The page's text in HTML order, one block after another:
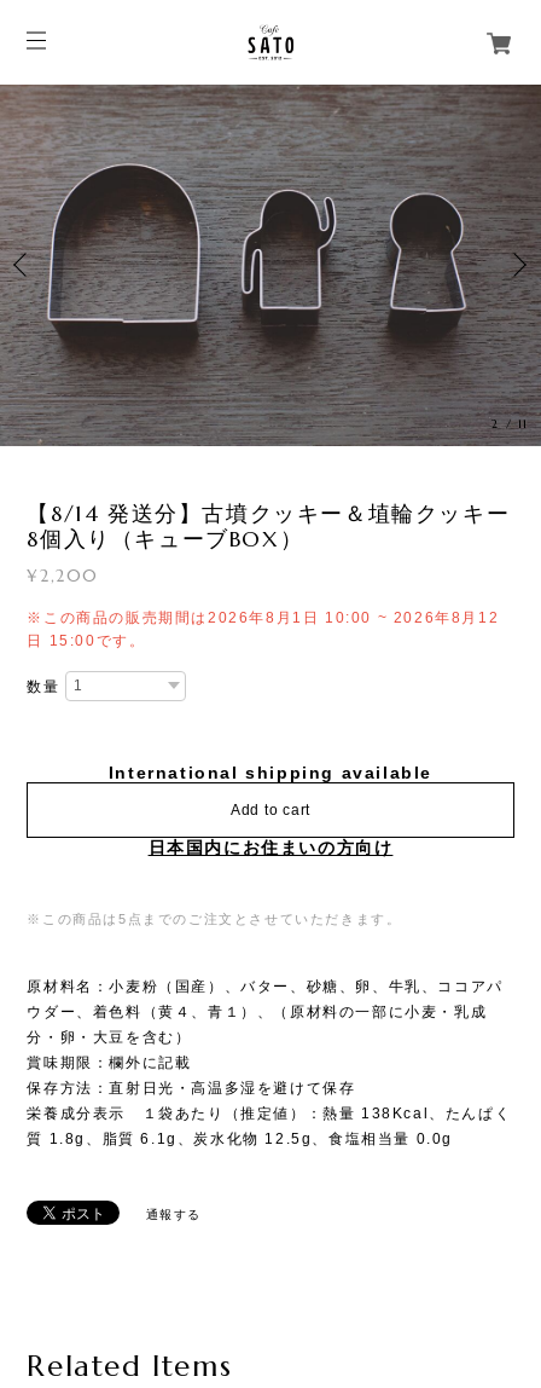
3 /11
【8/14 発送分】古墳クッキー＆埴輪クッキー
8個入り（キューブBOX）
¥2,200
※この商品の販売期間は2026年8月1日 10:00 ~ 2026年8月12
日 15:00です。
数量
International shipping available
Add to cart
日本国内にお住まいの方向け
※この商品は5点までのご注文とさせていただきます。
原材料名：小麦粉（国産）、バター、砂糖、卵、牛乳、ココアパ
ウダー、着色料（黄４、青１）、（原材料の一部に小麦・乳成
分・卵・大豆を含む）
賞味期限：欄外に記載
保存方法：直射日光・高温多湿を避けて保存
栄養成分表示 １袋あたり（推定値）：熱量 138Kcal、たんぱく
質 1.8g、脂質 6.1g、炭水化物 12.5g、食塩相当量 0.0g
通報する
Related Items